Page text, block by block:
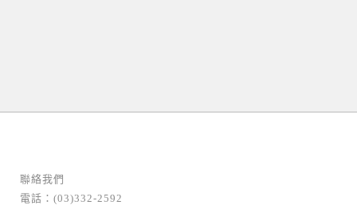
聯絡我們
電話：(03)332-2592